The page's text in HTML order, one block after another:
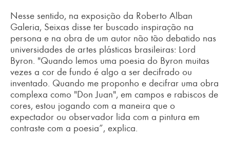
Nesse sentido, na exposição da Roberto Alban
Galeria, Seixas disse ter buscado inspiração na
persona e na obra de um autor não tão debatido nas
universidades de artes plásticas brasileiras: Lord
Byron. "Quando lemos uma poesia do Byron muitas
vezes a cor de fundo é algo a ser decifrado ou
inventado. Quando me proponho e decifrar uma obra
complexa como "Don Juan", em campos e rabiscos de
cores, estou jogando com a maneira que o
expectador ou observador lida com a pintura em
contraste com a poesia”, explica.